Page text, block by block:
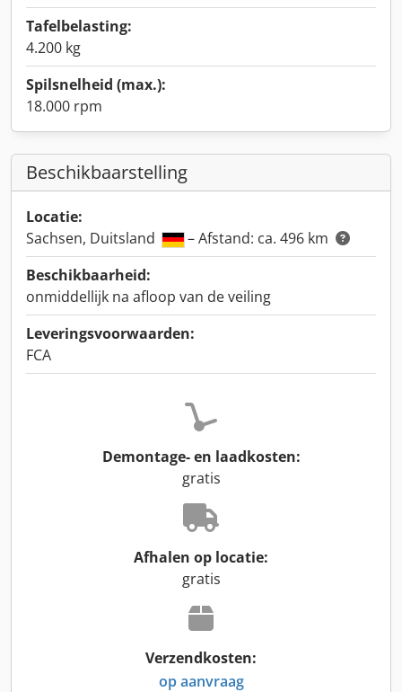
Tafelbelasting:
4.200 kg
Spilsnelheid (max.):
18.000 rpm
Beschikbaarstelling
Locatie:
Sachsen, Duitsland
– Afstand: ca. 496 km
Beschikbaarheid:
onmiddellijk na afloop van de veiling
Leveringsvoorwaarden:
FCA
Demontage- en laadkosten:
gratis
Afhalen op locatie:
gratis
Verzendkosten:
op aanvraag